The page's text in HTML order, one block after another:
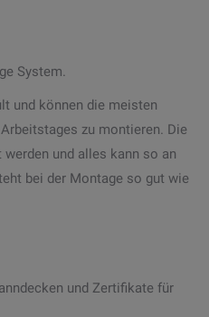
System.
und können die meisten
zu montieren. Die
und alles kann so an
bei der Montage so gut wie
und Zertifikate für